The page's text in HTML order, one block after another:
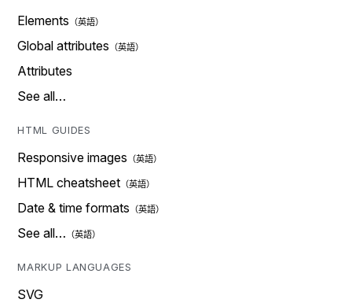
Elements
Global attributes
Attributes
See all…
HTML GUIDES
Responsive images
HTML cheatsheet
Date & time formats
See all…
MARKUP LANGUAGES
SVG